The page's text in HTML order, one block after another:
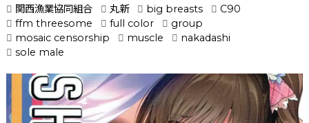
関西漁業協同組合
丸新 big breasts
C90
ffm threesome
full color
group
mosaic censorship
muscle
nakadashi
sole male